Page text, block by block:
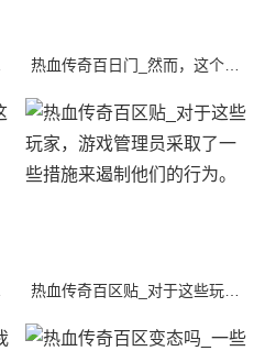
热血传奇百日门_然而，这个传奇的世界并不完美，因为其中存在着一些邪恶的力量，这些